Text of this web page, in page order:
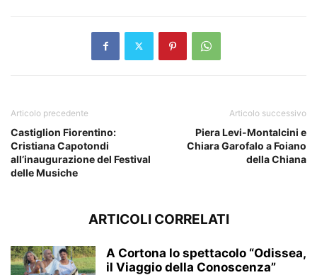
Articolo precedente
Castiglion Fiorentino:
Cristiana Capotondi
all’inaugurazione del Festival
delle Musiche
Articolo successivo
Piera Levi-Montalcini e
Chiara Garofalo a Foiano
della Chiana
ARTICOLI CORRELATI
A Cortona lo spettacolo “Odissea,
il Viaggio della Conoscenza”